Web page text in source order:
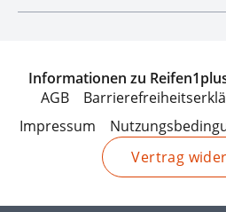
Informationen zu
AGB
Impressum
Vertrag